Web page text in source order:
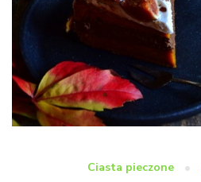
Ciasta pieczone